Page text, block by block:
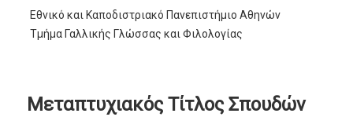
Εθνικό και Καποδιστριακό Πανεπιστήμιο Αθηνών
Τμήμα Γαλλικής Γλώσσας και Φιλολογίας
Μεταπτυχιακός Τίτλος Σπουδών